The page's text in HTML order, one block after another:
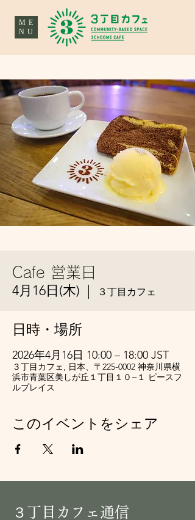
ME
NU
Cafe 営業日
4月16日(木) ３丁目カフェ
日時・場所
2026年4月16日 10:00 – 18:00 JST
３丁目カフェ, 日本、〒225-0002 神奈川県横
浜市青葉区美しが丘１丁目１０−１ ピースフ
ルプレイス
このイベントをシェア
３丁目カフェ通信